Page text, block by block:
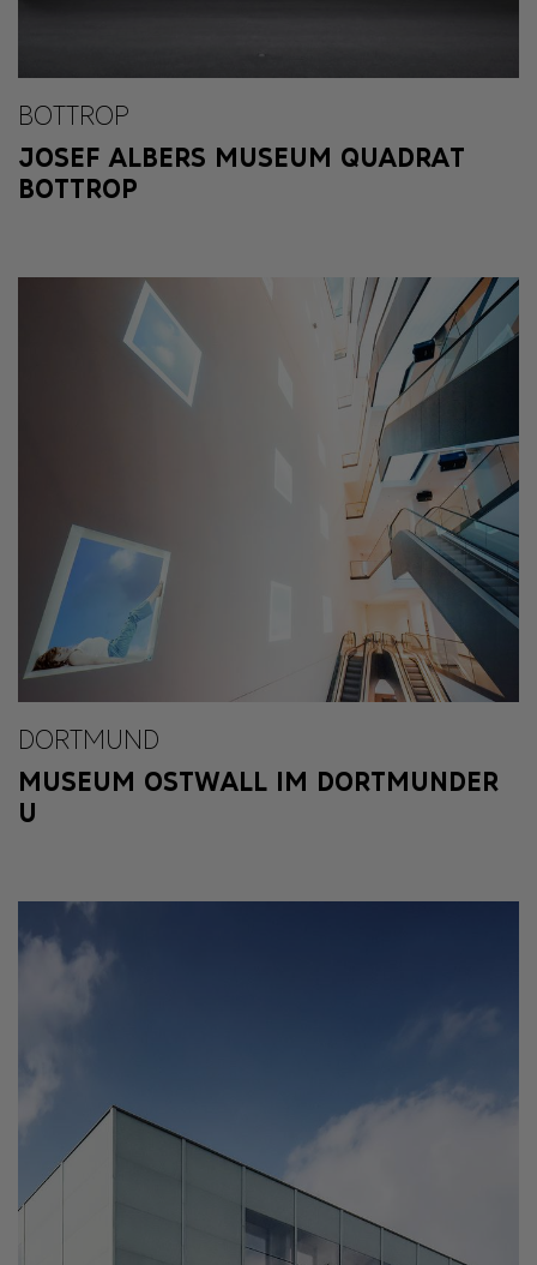
BOTTROP
JOSEF ALBERS MUSEUM QUADRAT
BOTTROP
DORTMUND
MUSEUM OSTWALL IM DORTMUNDER
U